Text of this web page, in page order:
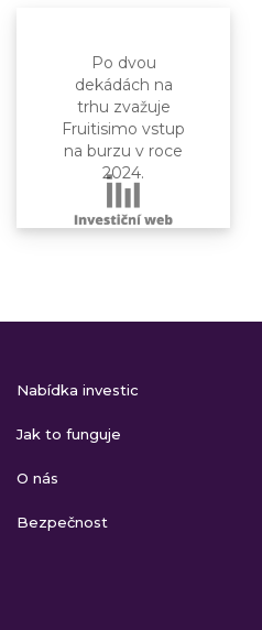
Po dvou
dekádách na
trhu zvažuje
Fruitisimo vstup
na burzu v roce
2024.
Nabídka investic
Jak to funguje
O nás
Bezpečnost